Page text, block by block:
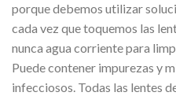
porque debemos utilizar
cada vez que toquemos las
nunca agua corriente para
Puede contener impurezas y
infecciosos. Todas las lentes